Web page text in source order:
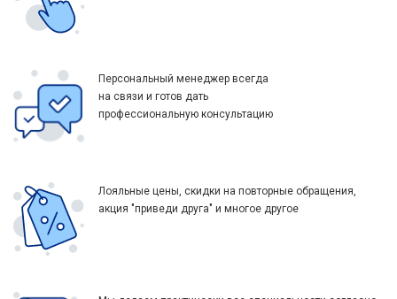
Персональный менеджер всегда
на связи и готов дать
профессиональную консультацию
Лояльные цены, скидки на повторные обращения,
акция "приведи друга" и многое другое